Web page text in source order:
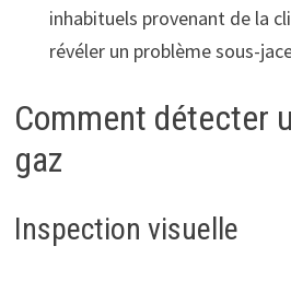
inhabituels provenant de la
révéler un problème sous-
Comment détecter
gaz
Inspection visuelle